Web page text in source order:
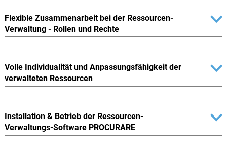
Flexible Zusammenarbeit bei der Ressourcen-
Verwaltung - Rollen und Rechte
Volle Individualität und Anpassungsfähigkeit der
verwalteten Ressourcen
Installation & Betrieb der Ressourcen-
Verwaltungs-Software PROCURARE